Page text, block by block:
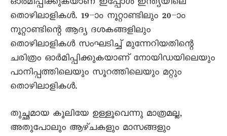
ഓർമിപ്പിക്കുകയാണ് ഇപ്പോൾ ഇന്ത്യയിലെ
തൊഴിലാളികൾ. 19–ാം നൂറ്റാണ്ടിലും 20–ാം
നൂറ്റാണ്ടിന്റെ ആദ്യ ദശകങ്ങളിലും
തൊഴിലാളികൾ സംഘടിച്ച് മുന്നേറിയതിന്റെ
ചരിത്രം ഓർമിപ്പിക്കുകയാണ് നോയിഡയിലെയും
പാനിപ്പത്തിലെയും സൂറത്തിലെയും മറ്റും
തൊഴിലാളികൾ.
തുച്ഛമായ കൂലിയേ ഉള്ളൂവെന്നു മാത്രമല്ല,
അതുപോലും ആഴ്ചകളും മാസങ്ങളും